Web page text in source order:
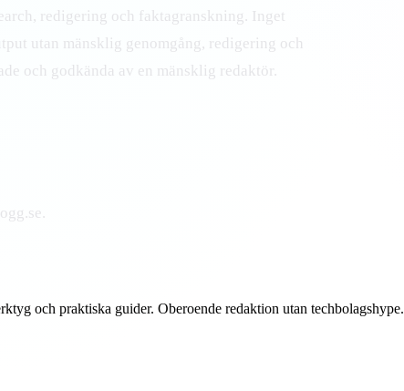
redigering och faktagranskning. Inget
utan mänsklig genomgång, redigering och
och godkända av en mänsklig redaktör.
och praktiska guider. Oberoende redaktion utan techbolagshype.